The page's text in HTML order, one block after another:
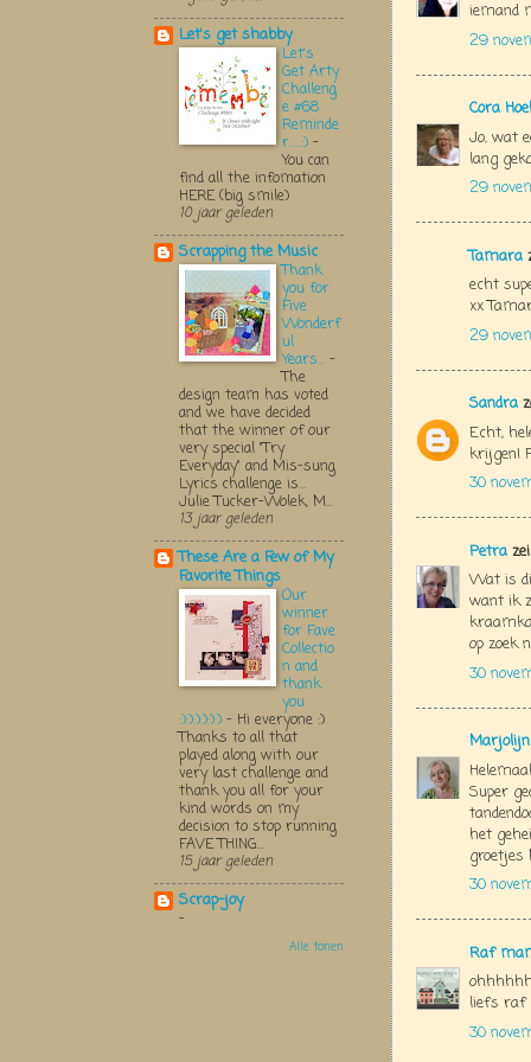
iemand
29
Cora
Jo, wat
lang
29
Tamara
echt
xx
29
Sandra
Echt,
krijgen!
30
Petra zei
Wat is
want ik
op zoek
30
Super
het
groetjes
30
Raf
liefs raf
30
Let's get shabby
Let's
Get Arty
Challeng
e #68
Reminde
r.....:) -
You can
find all the infomation
HERE (big smile)
10 jaar geleden
Scrapping the Music
Thank
you for
Five
Wonderf
ul
Years... -
The
design team has voted
and we have decided
that the winner of our
very special "Try
Everyday" and Mis-sung
Lyrics challenge is...
Julie Tucker-Wolek, M...
13 jaar geleden
These Are a Few of My
Favorite Things
Our
winner
for Fave
Collectio
n and
thank
you
:):):):):):) - Hi everyone :)
Thanks to all that
played along with our
very last challenge and
thank you all for your
kind words on my
decision to stop running
FAVE THING...
15 jaar geleden
Scrap-joy
-
Alle tonen